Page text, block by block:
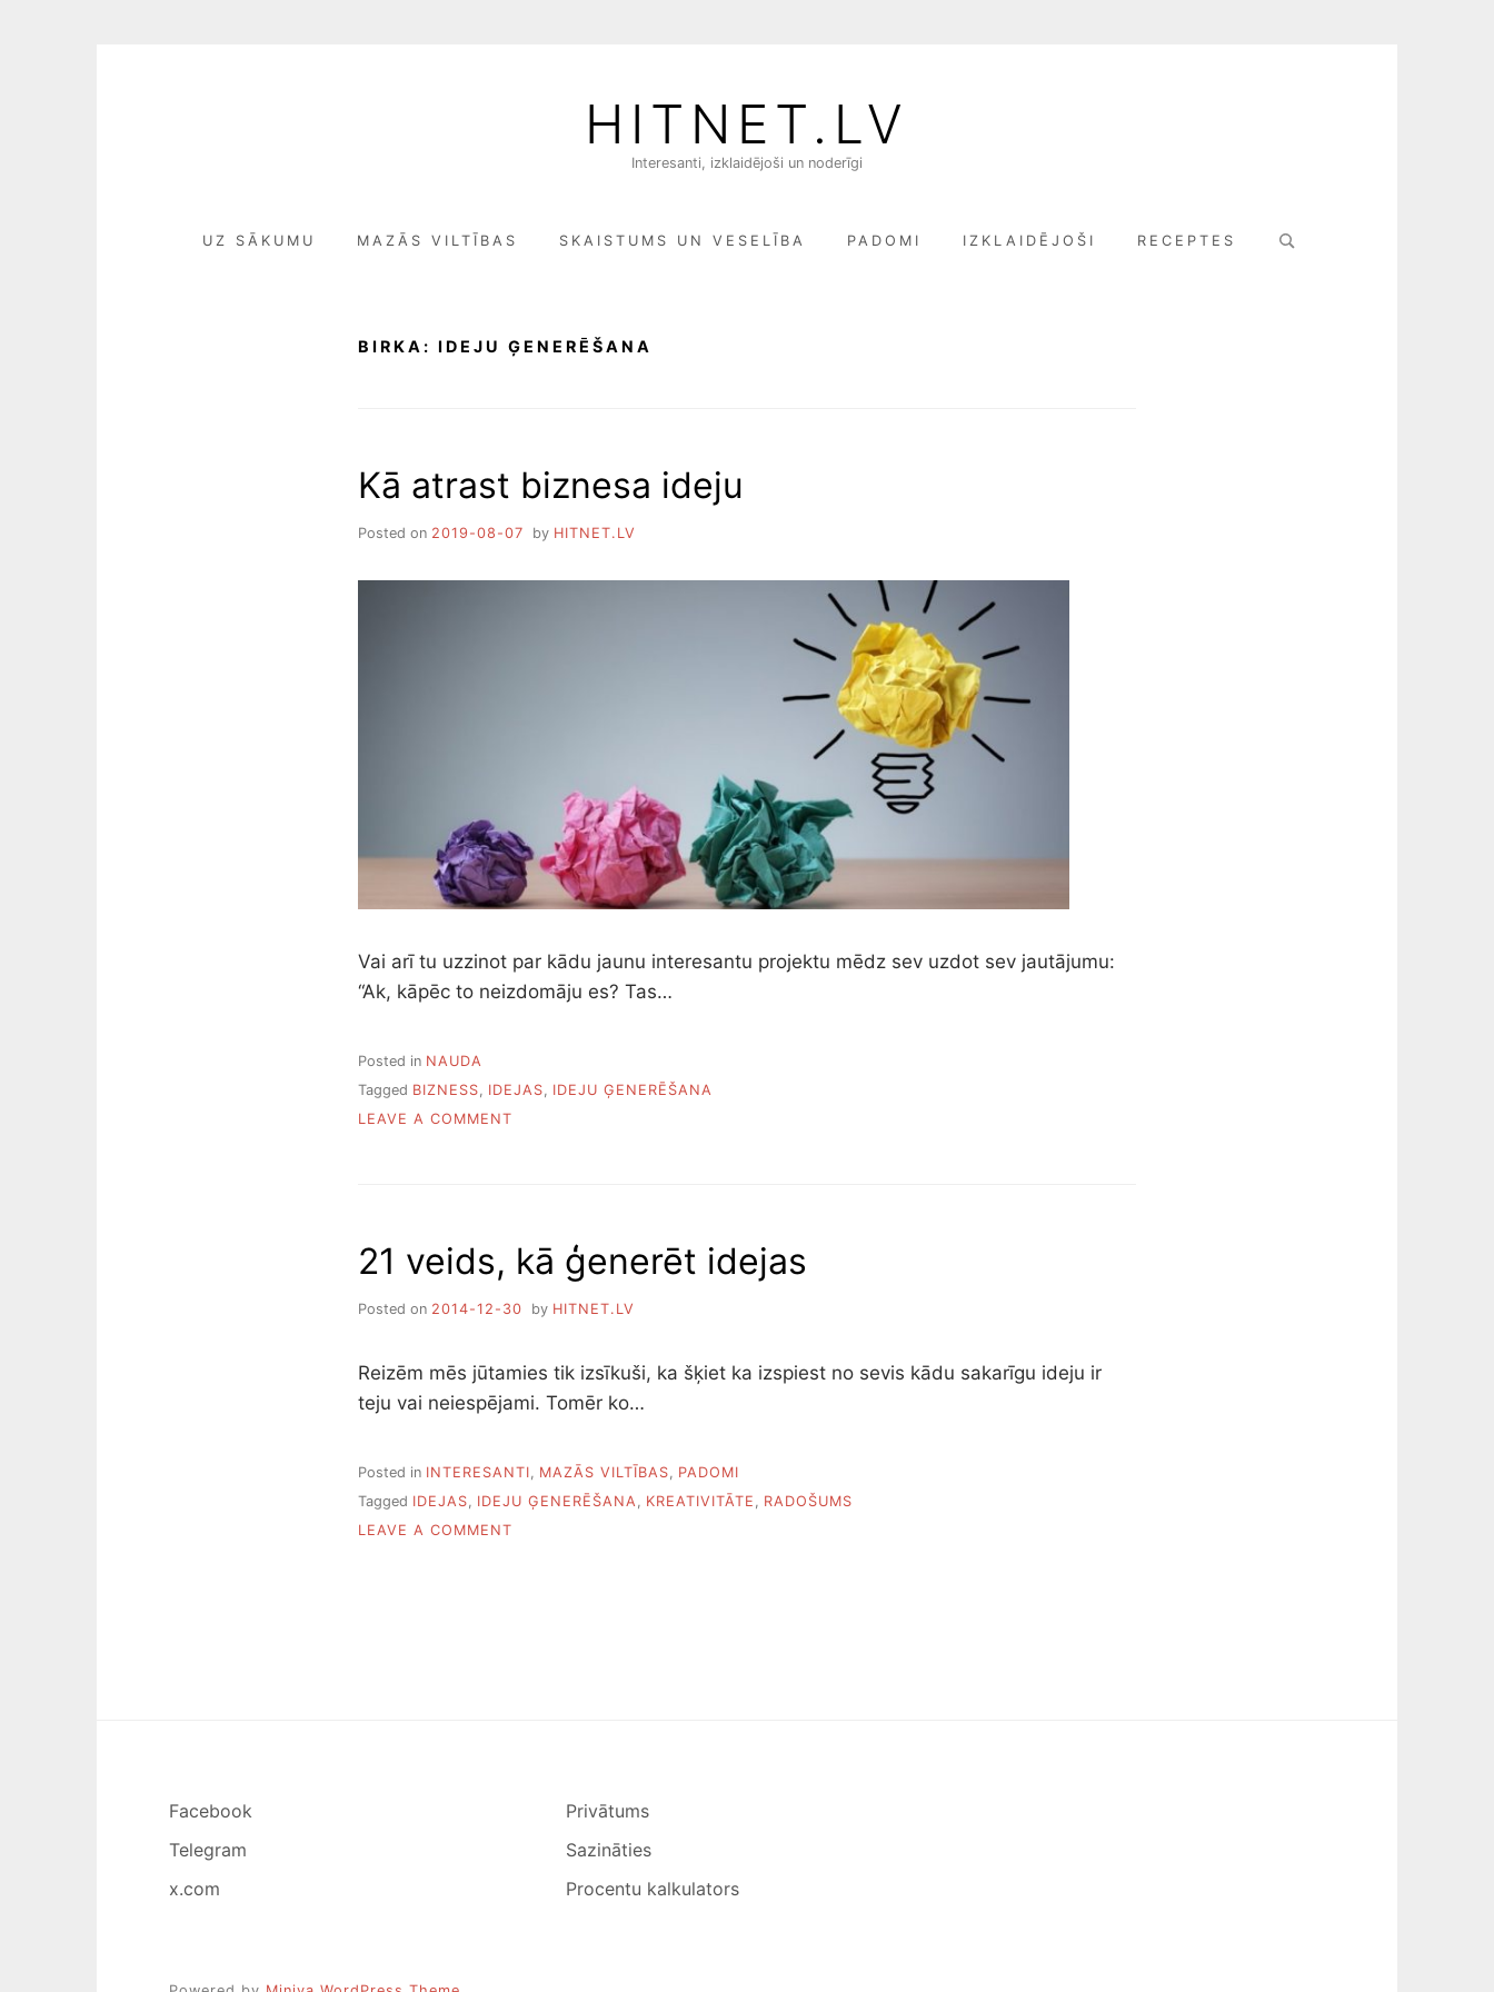
HITNET.LV
Interesanti, izklaidējoši un noderīgi
UZ SĀKUMU MAZĀS VILTĪBAS SKAISTUMS UN VESELĪBA PADOMI IZKLAIDĒJOŠI RECEPTES
Search
BIRKA: IDEJU ĢENERĒŠANA
Kā atrast biznesa ideju
Posted on 2019-08-07 by HITNET.LV
Vai arī tu uzzinot par kādu jaunu interesantu projektu mēdz sev uzdot sev jautājumu:
“Ak, kāpēc to neizdomāju es? Tas…
Posted in NAUDA
Tagged BIZNESS, IDEJAS, IDEJU ĢENERĒŠANA
LEAVE A COMMENT
21 veids, kā ģenerēt idejas
Posted on 2014-12-30 by HITNET.LV
Reizēm mēs jūtamies tik izsīkuši, ka šķiet ka izspiest no sevis kādu sakarīgu ideju ir
teju vai neiespējami. Tomēr ko…
Posted in INTERESANTI MAZĀS VILTĪBAS
PADOMI
Tagged IDEJAS, IDEJU ĢENERĒŠANA, KREATIVITĀTE , RADOŠUMS
LEAVE A COMMENT
Facebook
Telegram
x.com
Privātums
Sazināties
Procentu kalkulators